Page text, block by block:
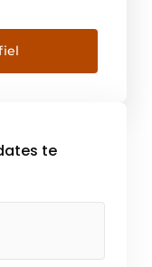
en met
KLAFS al
meer dan
en […]
te